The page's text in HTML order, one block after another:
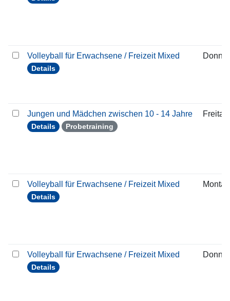
Volleyball für Erwachsene / Freizeit Mixed
Details
Jungen und Mädchen zwischen 10 - 14 Jahre
Details Probetraining
Freitag
Volleyball für Erwachsene / Freizeit Mixed
Details
Montag
Volleyball für Erwachsene / Freizeit Mixed
Details